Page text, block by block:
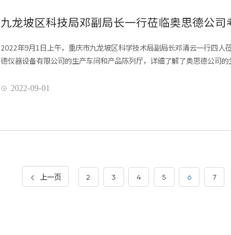
九龙坡区科技局邓副局长一行莅临奥思德公司
2022年9月1日上午，重庆市九龙坡区科学技术局副局长邓清云一行四人
德仪器设备有限公司的生产车间和产品陈列厅，详细了解了奥思德公司
 2022-09-01
 上一页 2 3 4 5 6 7